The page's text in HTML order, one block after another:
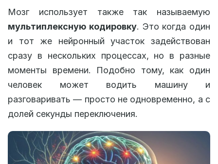
Мозг использует также так называемую
мультиплексную кодировку. Это когда один
и тот же нейронный участок задействован
сразу в нескольких процессах, но в разные
моменты времени. Подобно тому, как один
человек может водить машину и
разговаривать — просто не одновременно, а с
долей секунды переключения.